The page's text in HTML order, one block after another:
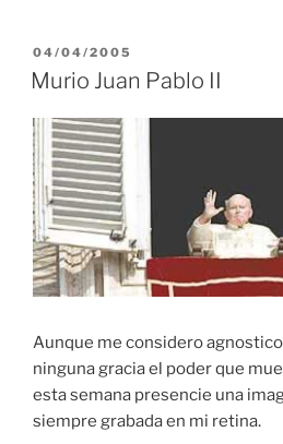
POSTED
ON
04/04/2005
Murio Juan Pablo II
Aunque me considero
ninguna gracia el poder que
esta semana presencie una
siempre grabada en mi retina.